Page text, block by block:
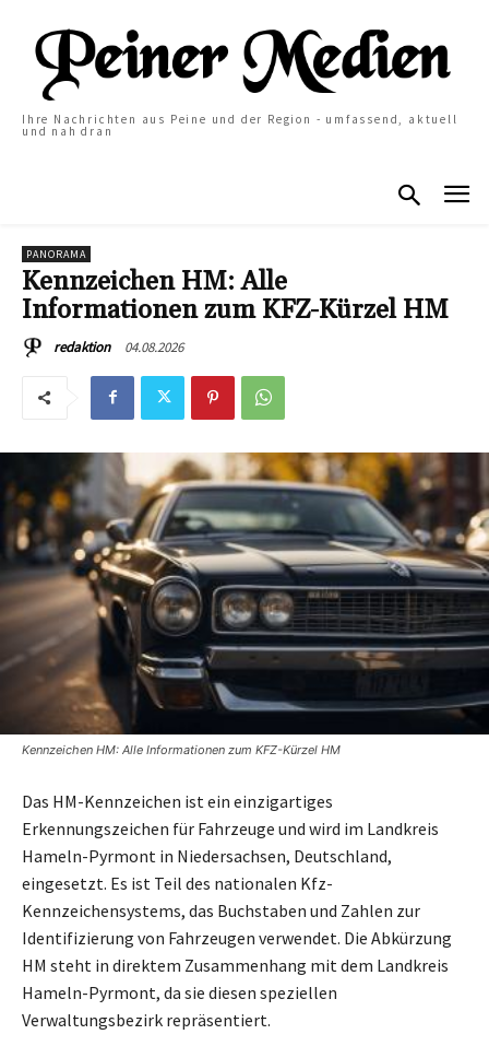
Ihre Nachrichten aus Peine und der Region - umfassend, aktuell
und nah dran
PANORAMA
Kennzeichen HM: Alle
Informationen zum KFZ-Kürzel HM
redaktion 04.08.2026
Kennzeichen HM: Alle Informationen zum KFZ-Kürzel HM
Das HM-Kennzeichen ist ein einzigartiges
Erkennungszeichen für Fahrzeuge und wird im Landkreis
Hameln-Pyrmont in Niedersachsen, Deutschland,
eingesetzt. Es ist Teil des nationalen Kfz-
Kennzeichensystems, das Buchstaben und Zahlen zur
Identifizierung von Fahrzeugen verwendet. Die Abkürzung
HM steht in direktem Zusammenhang mit dem Landkreis
Hameln-Pyrmont, da sie diesen speziellen
Verwaltungsbezirk repräsentiert.